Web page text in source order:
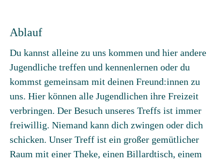
Ablauf
Du kannst alleine zu uns kommen und hier andere
Jugendliche treffen und kennenlernen oder du
kommst gemeinsam mit deinen Freund:innen zu
uns. Hier können alle Jugendlichen ihre Freizeit
verbringen. Der Besuch unseres Treffs ist immer
freiwillig. Niemand kann dich zwingen oder dich
schicken. Unser Treff ist ein großer gemütlicher
Raum mit einer Theke, einen Billardtisch, einem